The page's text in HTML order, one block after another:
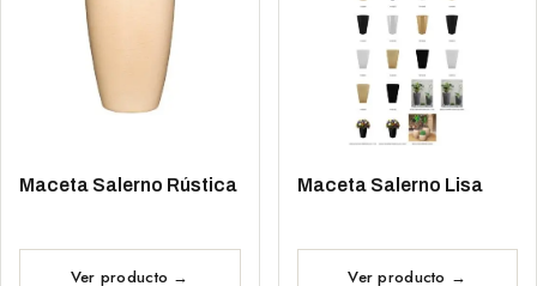
Maceta Salerno Rústica Maceta Salerno Lisa